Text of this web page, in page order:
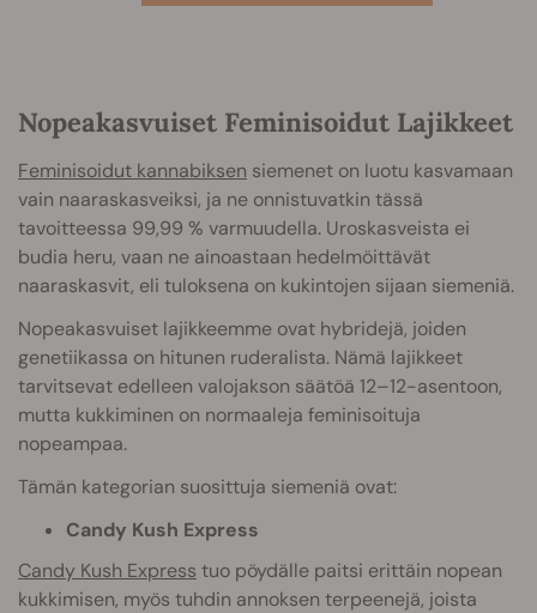
Nopeakasvuiset Feminisoidut Lajikkeet
Feminisoidut kannabiksen siemenet on luotu kasvamaan
vain naaraskasveiksi, ja ne onnistuvatkin tässä
tavoitteessa 99,99 % varmuudella. Uroskasveista ei
budia heru, vaan ne ainoastaan hedelmöittävät
naaraskasvit, eli tuloksena on kukintojen sijaan siemeniä.
Nopeakasvuiset lajikkeemme ovat hybridejä, joiden
genetiikassa on hitunen ruderalista. Nämä lajikkeet
tarvitsevat edelleen valojakson säätöä 12–12-asentoon,
mutta kukkiminen on normaaleja feminisoituja
nopeampaa.
Tämän kategorian suosittuja siemeniä ovat:
Candy Kush Express
Candy Kush Express tuo pöydälle paitsi erittäin nopean
kukkimisen, myös tuhdin annoksen terpeenejä, joista